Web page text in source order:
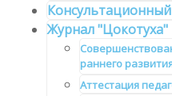
Журнал "Цокотуха"
раннего
Аттестация